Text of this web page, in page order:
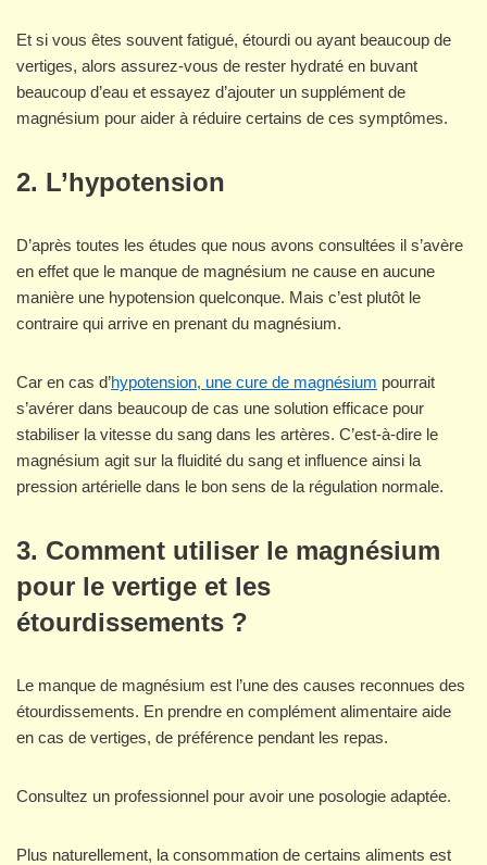
Et si vous êtes souvent fatigué, étourdi ou ayant beaucoup de
vertiges, alors assurez-vous de rester hydraté en buvant
beaucoup d’eau et essayez d’ajouter un supplément de
magnésium pour aider à réduire certains de ces symptômes.
2. L’hypotension
D’après toutes les études que nous avons consultées il s’avère
en effet que le manque de magnésium ne cause en aucune
manière une hypotension quelconque. Mais c’est plutôt le
contraire qui arrive en prenant du magnésium.
Car en cas d’hypotension, une cure de magnésium pourrait
s’avérer dans beaucoup de cas une solution efficace pour
stabiliser la vitesse du sang dans les artères. C’est-à-dire le
magnésium agit sur la fluidité du sang et influence ainsi la
pression artérielle dans le bon sens de la régulation normale.
3. Comment utiliser le magnésium
pour le vertige et les
étourdissements ?
Le manque de magnésium est l’une des causes reconnues des
étourdissements. En prendre en complément alimentaire aide
en cas de vertiges, de préférence pendant les repas.
Consultez un professionnel pour avoir une posologie adaptée.
Plus naturellement, la consommation de certains aliments est